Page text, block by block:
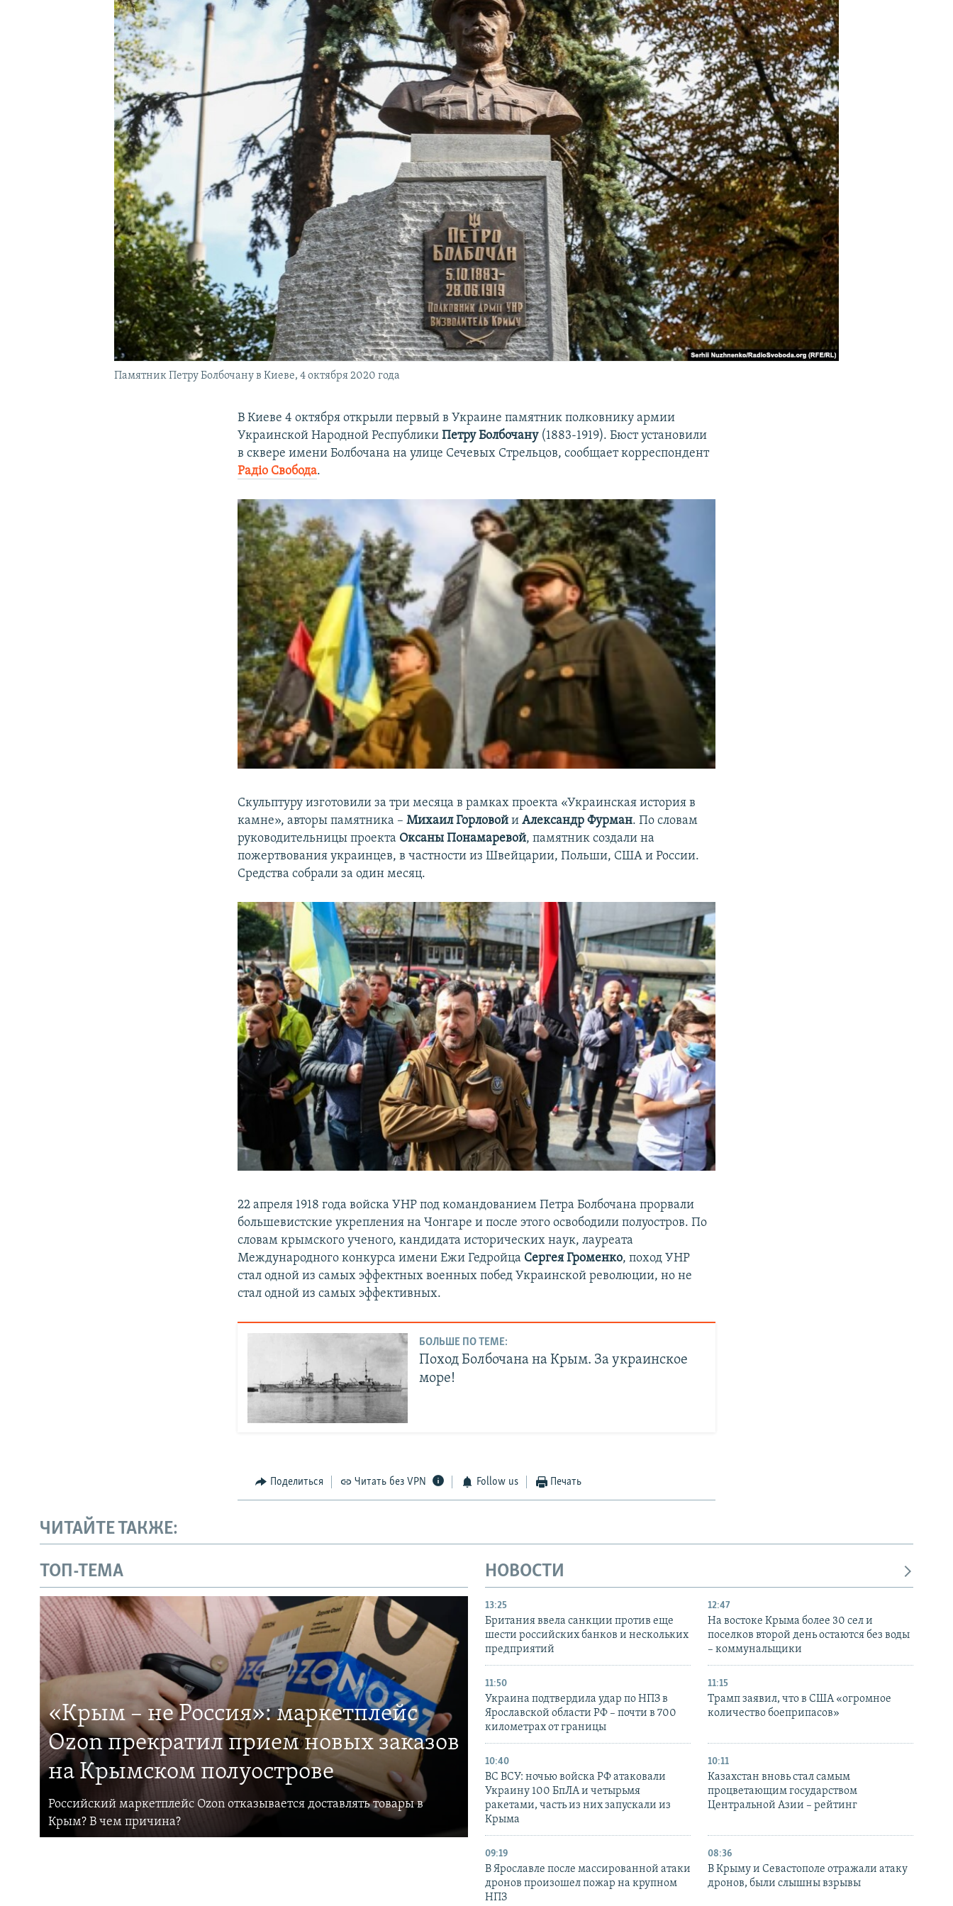
КРЫМ.НЕПОКОРЕННЫЙ
УКРАИНСКАЯ ПРОБЛЕМА КРЫМА
Памятник Петру Болбочану в Киеве, 4 октября 2020 года
В Киеве 4 октября открыли первый в Украине памятник полковнику армии
Украинской Народной Республики Петру Болбочану(1883-1919). Бюст установили
в сквере имени Болбочана на улице Сечевых Стрельцов, сообщает корреспондент
Радiо Свобода.
Скульптуру изготовили за три месяца в рамках проекта «Украинская история в
камне», авторы памятника – Михаил Горловойи Александр Фурман. По словам
руководительницы проекта Оксаны Понамаревой, памятник создали на
пожертвования украинцев, в частности из Швейцарии, Польши, США и России.
Средства собрали за один месяц.
22 апреля 1918 года войска УНР под командованием Петра Болбочана прорвали
большевистские укрепления на Чонгаре и после этого освободили полуостров. По
словам крымского ученого, кандидата исторических наук, лауреата
Международного конкурса имени Ежи Гедройца Сергея Громенко, поход УНР
стал одной из самых эффектных военных побед Украинской революции, но не
стал одной из самых эффективных.
БОЛЬШЕ ПО ТЕМЕ:
Поход Болбочана на Крым. За украинское
море!
Поделиться Читать без VPN Follow us Печать
ЧИТАЙТЕ ТАКЖЕ:
ТОП-ТЕМА
«Крым – не Россия»: маркетплейс
Ozon прекратил прием новых заказов
на Крымском полуострове
Российский маркетплейс Ozon отказывается доставлять товары в
Крым? В чем причина?
НОВОСТИ
13:25
Британия ввела санкции против еще
шести российских банков и нескольких
предприятий
12:47
На востоке Крыма более 30 сел и
поселков второй день остаются без воды
– коммунальщики
11:50
Украина подтвердила удар по НПЗ в
Ярославской области РФ – почти в 700
километрах от границы
11:15
Трамп заявил, что в США «огромное
количество боеприпасов»
10:40
ВС ВСУ: ночью войска РФ атаковали
Украину 100 БпЛА и четырьмя
ракетами, часть из них запускали из
Крыма
10:11
Казахстан вновь стал самым
процветающим государством
Центральной Азии – рейтинг
09:19
В Ярославле после массированной атаки
дронов произошел пожар на крупном
НПЗ
08:36
В Крыму и Севастополе отражали атаку
дронов, были слышны взрывы